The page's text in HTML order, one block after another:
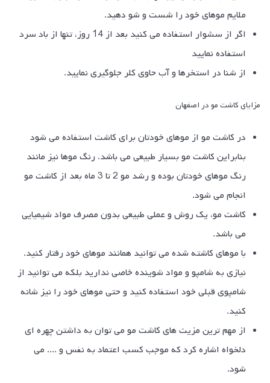
ملایم موهای خود را شست و شو دهید.
اگر از سشوار استفاده می کنید بعد از 14 روز، تنها از باد سرد
استفاده نمایید
از شنا در استخرها و آب حاوی کلر جلوگیری نمایید.
مزایای کاشت مو در اصفهان
در کاشت مو از موهای خودتان برای کاشت استفاده می شود
بنابراین کاشت مو بسیار طبیعی می باشد. رنگ موها نیز مانند
رنگ موهای خودتان بوده و رشد مو 2 تا 3 ماه بعد از کاشت مو
انجام می شود.
کاشت مو، یک روش و عملی طبیعی بدون مصرف مواد شیمیایی
می باشد.
با موهای کاشته شده می توانید همانند موهای خود رفتار کنید.
نیازی به شامپو و مواد شوینده خاصی ندارید بلکه می توانید از
شامپوی قبلی خود استفاده کنید و حتی موهای خود را نیز شانه
کنید.
از مهم ترین مزیت های کاشت مو می توان به داشتن چهره ای
دلخواه اشاره کرد که موجب کسب اعتماد به نفس و .... می
شود.